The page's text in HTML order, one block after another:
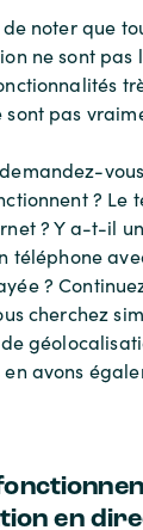
noter que
ne sont pas
pas
? Le
? Y a-t-il
téléphone
?
cherchez
avons
en